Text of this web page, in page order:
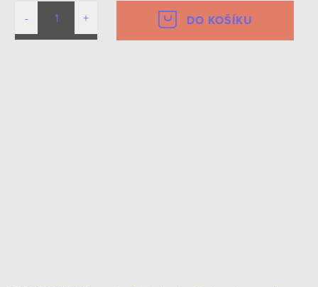
DO KOŠÍKU